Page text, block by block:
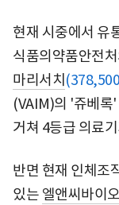
현재 시중에서 유
식품의약품안전
마리서치
(VAIM)의 '쥬베록
거쳐 4등급 의료
반면 현재 인체조
있는 엘앤씨바이오